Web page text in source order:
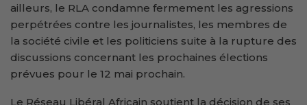
ailleurs, le RLA condamne fermement les agressions
perpétrées contre les journalistes, les membres de
la société civile et les politiciens suite à la rupture des
discussions concernant les prochaines élections
prévues pour le 12 mai prochain.
Le Réseau Libéral Africain soutient la décision de ses